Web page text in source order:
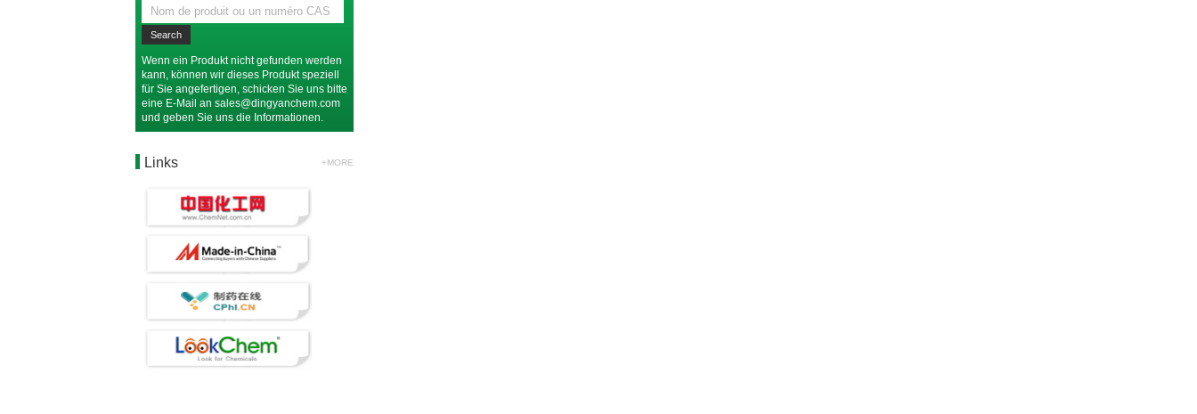
Wenn ein Produkt nicht gefunden werden
kann, können wir dieses Produkt speziell
für Sie angefertigen, schicken Sie uns bitte
eine E-Mail an sales@dingyanchem.com
und geben Sie uns die Informationen.
Links +MORE